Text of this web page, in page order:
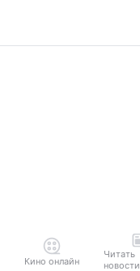
Кино онлайн
Читать
новости